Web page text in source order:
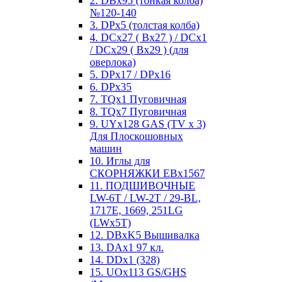
№120-140
3. DPx5 (толстая колба)
4. DCx27 ( Bx27 ) / DCx1
/ DCx29 ( Bx29 ) (для
оверлока)
5. DPx17 / DPx16
6. DPx35
7. TQx1 Пуговичная
8. TQx7 Пуговичная
9. UYx128 GAS (TV x 3)
Для Плоскошовных
машин
10. Иглы для
СКОРНЯЖКИ EBx1567
11. ПОДШИВОЧНЫЕ
LW-6T / LW-2T / 29-BL,
1717E, 1669, 251LG
(LWx5T)
12. DBxK5 Вышивалка
13. DAx1 97 кл.
14. DDx1 (328)
15. UOx113 GS/GHS